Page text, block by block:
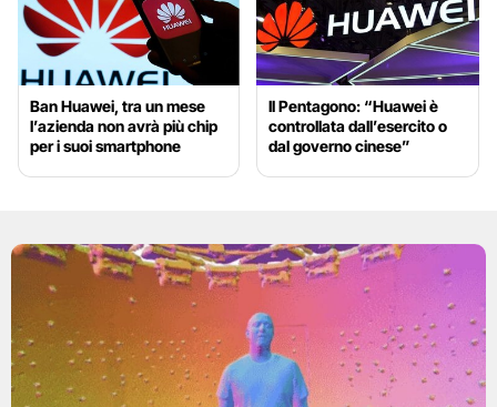
Ban Huawei, tra un mese
l’azienda non avrà più chip
per i suoi smartphone
Il Pentagono: “Huawei è
controllata dall’esercito o
dal governo cinese”